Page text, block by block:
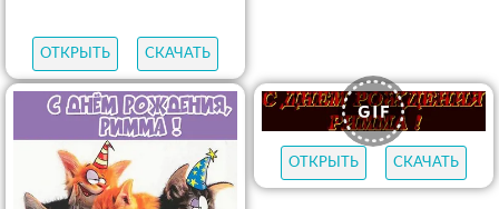
ОТКРЫТЬ СКАЧАТЬ
ОТКРЫТЬ СКАЧАТЬ